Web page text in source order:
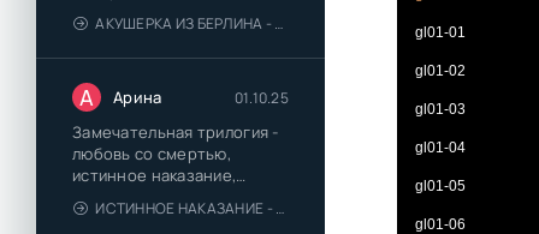
АКУШЕРКА ИЗ БЕРЛИНА - АННА СТЮАРТ
А Арина 01.10.25
Замечательная трилогия -
любовь со смертью,
истинное наказание,
любимая для монстра -
понравились
ИСТИННОЕ НАКАЗАНИЕ - ОЛЬГА ГУСЕЙНОВА
gl01-01
gl01-02
gl01-03
gl01-04
gl01-05
gl01-06